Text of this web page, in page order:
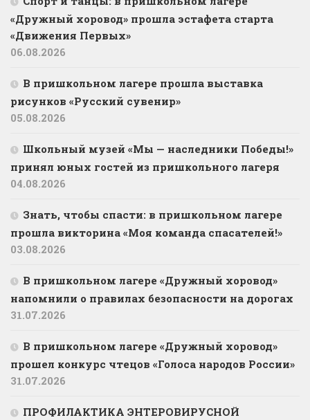
«Дружный хоровод» прошла эстафета старта
«Движения Первых»
06.08.2026
В пришкольном лагере прошла выставка
рисунков «Русский сувенир»
05.08.2026
Школьный музей «Мы — наследники Победы!»
принял юных гостей из пришкольного лагеря
04.08.2026
Знать, чтобы спасти: в пришкольном лагере
прошла викторина «Моя команда спасателей!»
03.08.2026
В пришкольном лагере «Дружный хоровод»
напомнили о правилах безопасности на дорогах
31.07.2026
В пришкольном лагере «Дружный хоровод»
прошел конкурс чтецов «Голоса народов России»
31.07.2026
ПРОФИЛАКТИКА ЭНТЕРОВИРУСНОЙ